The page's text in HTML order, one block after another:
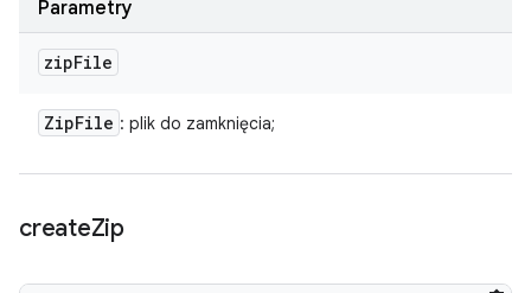
Parametry
zipFile
ZipFile : plik do zamknięcia;
createZip